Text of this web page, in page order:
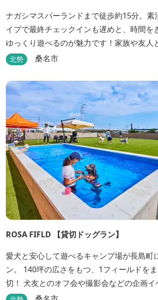
ナガシマスパーランドまで徒歩約15分。素
イプで最終チェックインも遅めと、時間を
ゆっくり遊べるのが魅力です！家族や友人
利用ください。
北勢 桑名市
ROSA FIFLD 【貸切ドッグラン】
愛犬と安心して遊べるキャンプ場が長島町
ン。 140坪の広さをもつ、1フィールドを
切！ 犬友とのオフ会や撮影会などの企画イ
手ぶらBBQ等、自由に行うことができます